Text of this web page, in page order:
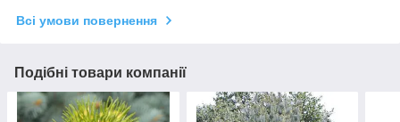
Всі умови повернення
Подібні товари компанії